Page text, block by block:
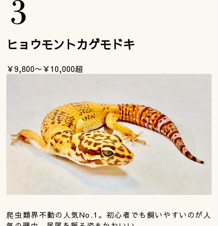
ヒョウモントカゲモドキ
￥9,800〜￥10,000超
爬虫類界不動の人気No.1。初心者でも飼いやすいのが人